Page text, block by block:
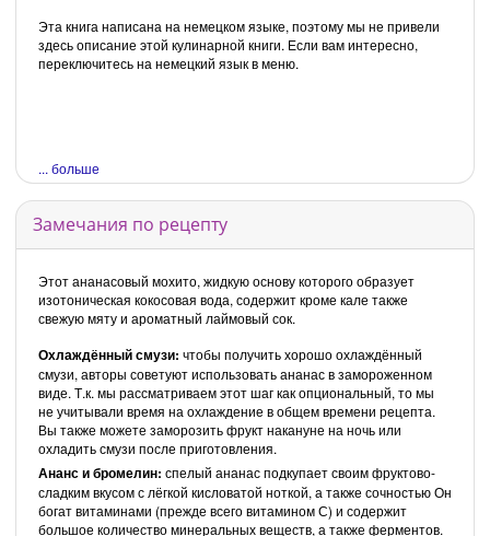
Эта книга написана на немецком языке, поэтому мы не привели
здесь описание этой кулинарной книги. Если вам интересно,
переключитесь на немецкий язык в меню.
... больше
Замечания по рецепту
Этот ананасовый мохито, жидкую основу которого образует
изотоническая кокосовая вода, содержит кроме кале также
свежую мяту и ароматный лаймовый сок.
Охлаждённый смузи: чтобы получить хорошо охлаждённый
смузи, авторы советуют использовать ананас в замороженном
виде. Т.к. мы рассматриваем этот шаг как опциональный, то мы
не учитывали время на охлаждение в общем времени рецепта.
Вы также можете заморозить фрукт накануне на ночь или
охладить смузи после приготовления.
Ананс и бромелин: спелый ананас подкупает своим фруктово-
сладким вкусом с лёгкой кисловатой ноткой, а также сочностью Он
богат витаминами (прежде всего витамином С) и содержит
большое количество минеральных веществ, а также ферментов.